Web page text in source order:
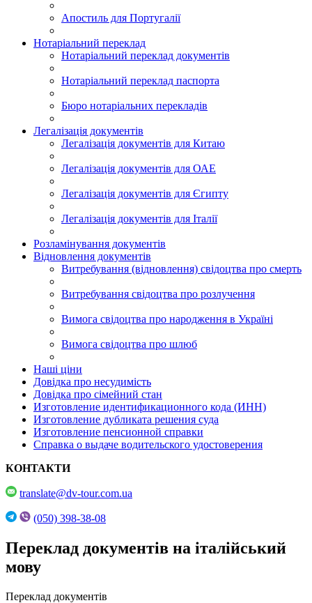
Апостиль для Португалії
Нотаріальний переклад
Нотаріальний переклад документів
Нотаріальний переклад паспорта
Бюро нотаріальних перекладів
Легалізація документів
Легалізація документів для Китаю
Легалізація документів для ОАЕ
Легалізація документів для Єгипту
Легалізація документів для Італії
Розламінування документів
Відновлення документів
Витребування (відновлення) свідоцтва про смерть
Витребування свідоцтва про розлучення
Вимога свідоцтва про народження в Україні
Вимога свідоцтва про шлюб
Наші ціни
Довідка про несудимість
Довідка про сімейний стан
Изготовление идентификационного кода (ИНН)
Изготовление дубликата решения суда
Изготовление пенсионной справки
Справка о выдаче водительского удостоверения
КОНТАКТИ
translate@dv-tour.com.ua
(050) 398-38-08
Переклад документів на італійський
мову
Переклад документів